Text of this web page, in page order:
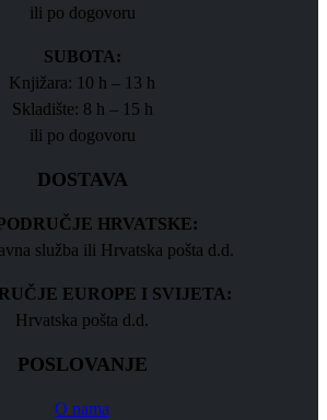
ili po dogovoru
SUBOTA:
Knjižara: 10 h – 13 h
Skladište: 8 h – 15 h
ili po dogovoru
DOSTAVA
HRVATSKE:
služba ili Hrvatska pošta d.d.
EUROPE I SVIJETA:
Hrvatska pošta d.d.
POSLOVANJE
O nama